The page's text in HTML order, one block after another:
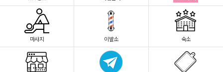
마사지 이발소 숙소